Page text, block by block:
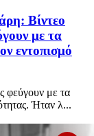
Βίντεο
με τα
εντοπισμό
φεύγουν με τα
Ήταν λ...